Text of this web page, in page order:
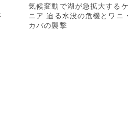
気候変動で湖が急拡大するケ
ニア 迫る水没の危機とワニ・
カバの襲撃